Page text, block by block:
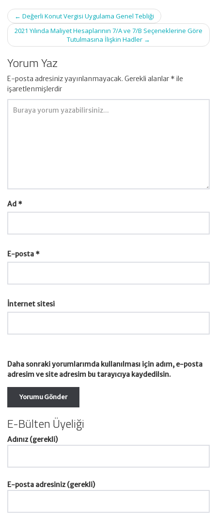
Post
navigation
← Değerli Konut Vergisi Uygulama Genel Tebliği
2021 Yılında Maliyet Hesaplarının 7/A ve 7/B Seçeneklerine Göre
Tutulmasına İlişkin Hadler →
Yorum Yaz
E-posta adresiniz yayınlanmayacak. Gerekli alanlar * ile
işaretlenmişlerdir
Ad *
E-posta *
İnternet sitesi
Daha sonraki yorumlarımda kullanılması için adım, e-posta
adresim ve site adresim bu tarayıcıya kaydedilsin.
E-Bülten Üyeliği
Adınız (gerekli)
E-posta adresiniz (gerekli)